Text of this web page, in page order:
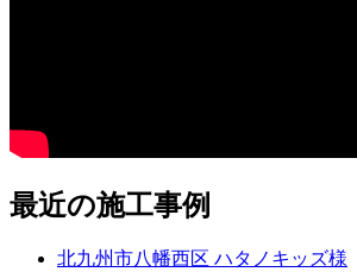
最近の施工事例
北九州市八幡西区 ハタノキッズ様